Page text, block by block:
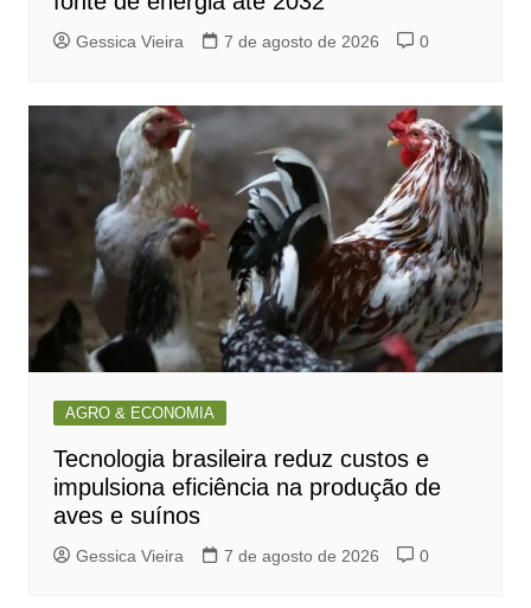
Gessica Vieira 7 de agosto de 2026 0
AGRO & ECONOMIA
Tecnologia brasileira reduz custos e
impulsiona eficiência na produção de
aves e suínos
Gessica Vieira 7 de agosto de 2026 0